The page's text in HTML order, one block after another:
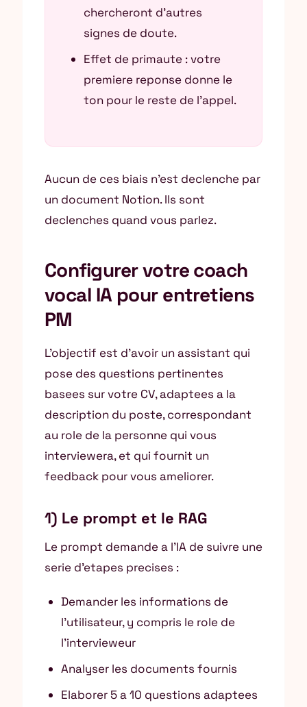
chercheront d’autres
signes de doute.
Effet de primaute : votre
premiere reponse donne le
ton pour le reste de l’appel.
Aucun de ces biais n’est declenche par
un document Notion. Ils sont
declenches quand vous parlez.
Configurer votre coach
vocal IA pour entretiens
PM
L’objectif est d’avoir un assistant qui
pose des questions pertinentes
basees sur votre CV, adaptees a la
description du poste, correspondant
au role de la personne qui vous
interviewera, et qui fournit un
feedback pour vous ameliorer.
1) Le prompt et le RAG
Le prompt demande a l’IA de suivre une
serie d’etapes precises :
Demander les informations de
l’utilisateur, y compris le role de
l’intervieweur
Analyser les documents fournis
Elaborer 5 a 10 questions adaptees